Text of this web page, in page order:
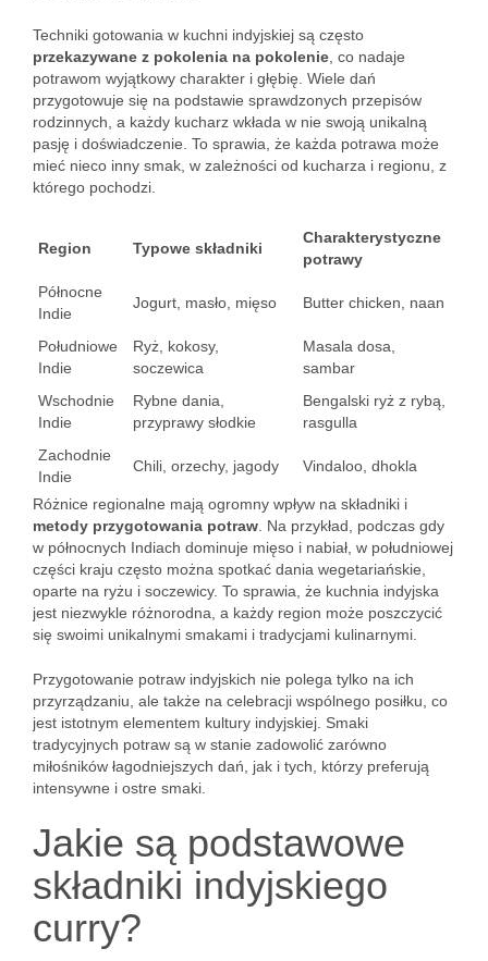
Techniki gotowania w kuchni indyjskiej są często
przekazywane z pokolenia na pokolenie , co nadaje
potrawom wyjątkowy charakter i głębię. Wiele dań
przygotowuje się na podstawie sprawdzonych przepisów
rodzinnych, a każdy kucharz wkłada w nie swoją unikalną
pasję i doświadczenie. To sprawia, że każda potrawa może
mieć nieco inny smak, w zależności od kucharza i regionu, z
którego pochodzi.
Region Typowe składniki
Charakterystyczne
potrawy
Północne
Indie
Jogurt, masło, mięso Butter chicken, naan
Południowe
Indie
Ryż, kokosy,
soczewica
Masala dosa,
sambar
Wschodnie
Indie
Rybne dania,
przyprawy słodkie
Bengalski ryż z rybą,
rasgulla
Zachodnie
Indie
Chili, orzechy, jagody Vindaloo, dhokla
Różnice regionalne mają ogromny wpływ na składniki i
metody przygotowania potraw . Na przykład, podczas gdy
w północnych Indiach dominuje mięso i nabiał, w południowej
części kraju często można spotkać dania wegetariańskie,
oparte na ryżu i soczewicy. To sprawia, że kuchnia indyjska
jest niezwykle różnorodna, a każdy region może poszczycić
się swoimi unikalnymi smakami i tradycjami kulinarnymi.
Przygotowanie potraw indyjskich nie polega tylko na ich
przyrządzaniu, ale także na celebracji wspólnego posiłku, co
jest istotnym elementem kultury indyjskiej. Smaki
tradycyjnych potraw są w stanie zadowolić zarówno
miłośników łagodniejszych dań, jak i tych, którzy preferują
intensywne i ostre smaki.
Jakie są podstawowe
składniki indyjskiego
curry?